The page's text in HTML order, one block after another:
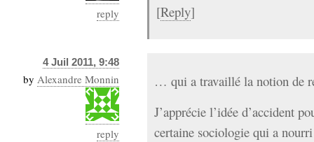
reply
[Reply]
4 Juil 2011, 9:48
by Alexandre Monnin
reply
… qui a travaillé la notion de
J’apprécie l’idée d’accident
certaine sociologie qui a